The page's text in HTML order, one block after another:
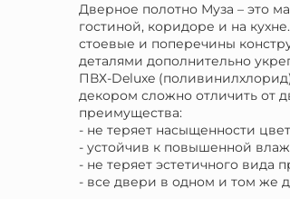
Дверное полотно Муза – это
гостиной, коридоре и на
стоевые и поперечины
деталями дополнительно
ПВХ-Deluxe
декором сложно отличить от
преимущества:
- не теряет насыщенности
- устойчив к повышенной
- не теряет эстетичного вида
- все двери в одном и том же